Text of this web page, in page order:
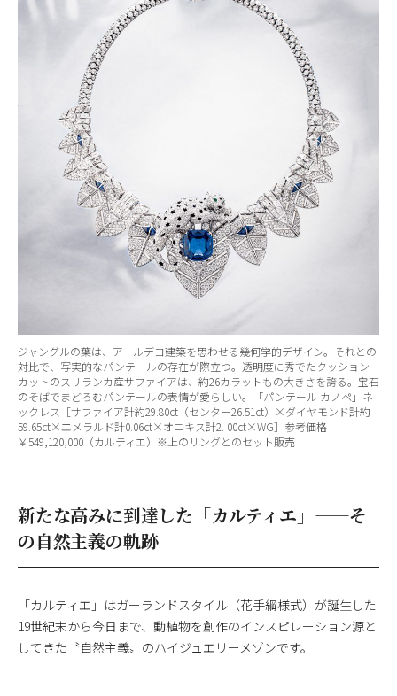
ジャングルの葉は、アールデコ建築を思わせる幾何学的デザイン。それとの
対比で、写実的なパンテールの存在が際立つ。透明度に秀でたクッション
カットのスリランカ産サファイアは、約26カラットもの大きさを誇る。宝石
のそばでまどろむパンテールの表情が愛らしい。「パンテール カノペ」ネ
ックレス［サファイア計約29.80ct（センター26.51ct）×ダイヤモンド計約
59.65ct×エメラルド計0.06ct×オニキス計2. 00ct×WG］参考価格
￥549,120,000（カルティエ）※上のリングとのセット販売
新たな高みに到達した「カルティエ」——そ
の自然主義の軌跡
「カルティエ」はガーランドスタイル（花手綱様式）が誕生した
19世紀末から今日まで、動植物を創作のインスピレーション源と
してきた〝自然主義〟のハイジュエリーメゾンです。